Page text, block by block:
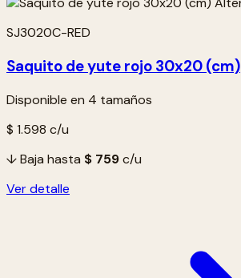
SJ3020C-RED
Saquito de yute rojo 30x20 (cm)
Disponible en 4 tamaños
$ 1.598 c/u
↓ Baja hasta $ 759c/u
Ver detalle